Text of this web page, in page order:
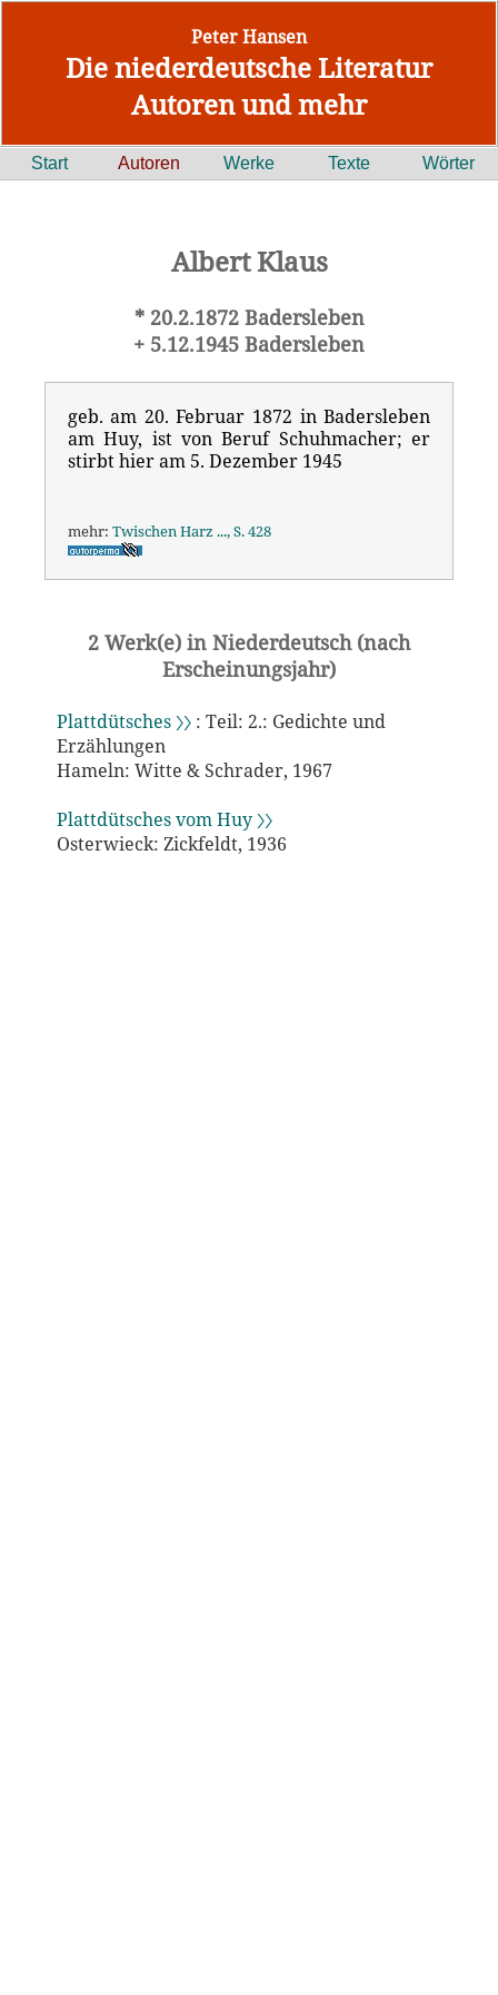
Peter Hansen
Die niederdeutsche Literatur
Autoren und mehr
Start Autoren Werke Texte Wörter
Albert Klaus
* 20.2.1872 Badersleben
+ 5.12.1945 Badersleben
geb. am 20. Februar 1872 in Badersleben
am Huy, ist von Beruf Schuhmacher; er
stirbt hier am 5. Dezember 1945
mehr: Twischen Harz ..., S. 428
2 Werk(e) in Niederdeutsch (nach
Erscheinungsjahr)
Plattdütsches 〉〉: Teil: 2.: Gedichte und
Erzählungen
Hameln: Witte & Schrader, 1967
Plattdütsches vom Huy 〉〉
Osterwieck: Zickfeldt, 1936